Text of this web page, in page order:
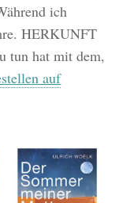
ich
HERKUNFT
tun hat mit dem,
auf